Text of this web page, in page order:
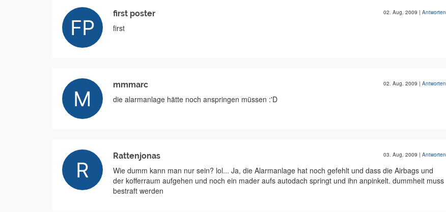
first poster 02. Aug. 2009 | Antworten
first
mmmarc 02. Aug. 2009 | Antworten
die alarmanlage hätte noch anspringen müssen :'D
Rattenjonas 03. Aug. 2009 | Antworten
Wie dumm kann man nur sein? lol... Ja, die Alarmanlage hat noch gefehlt und dass die Airbags und
der kofferraum aufgehen und noch ein mader aufs autodach springt und ihn anpinkelt. dummheit muss
bestraft werden